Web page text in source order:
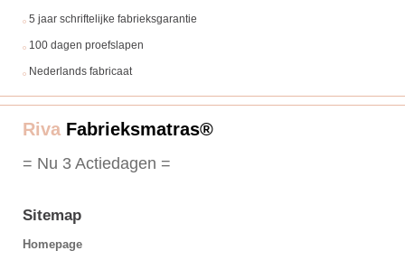
5 jaar schriftelijke fabrieksgarantie
100 dagen proefslapen
Nederlands fabricaat
Riva Fabrieksmatras®
= Nu 3 Actiedagen =
Sitemap
Homepage